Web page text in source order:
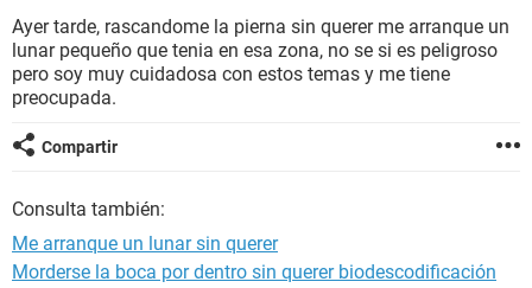
BIENESTAR
SEXUALIDAD
GLOSARIO
Ayer tarde, rascandome la pierna sin querer me arranque un
lunar pequeño que tenia en esa zona, no se si es peligroso
pero soy muy cuidadosa con estos temas y me tiene
preocupada.
Compartir
Consulta también:
Me arranque un lunar sin querer
Morderse la boca por dentro sin querer biodescodificación